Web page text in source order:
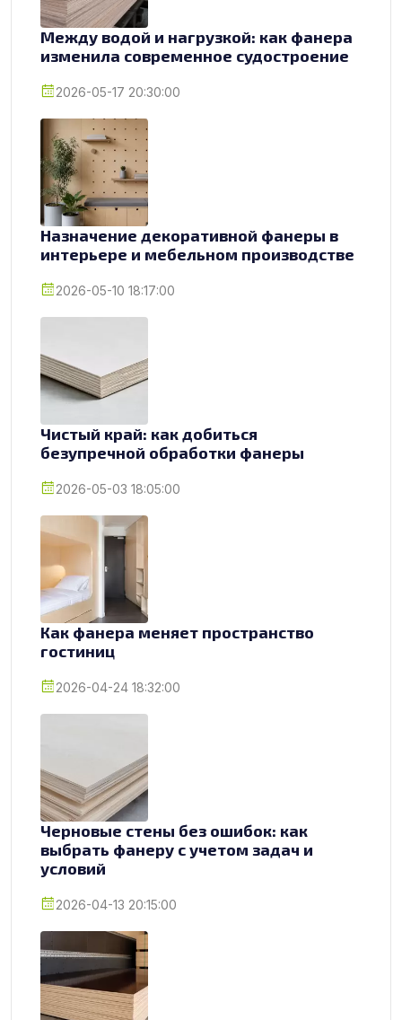
Между водой и нагрузкой: как фанера
изменила современное судостроение
2026-05-17 20:30:00
Назначение декоративной фанеры в
интерьере и мебельном производстве
2026-05-10 18:17:00
Чистый край: как добиться
безупречной обработки фанеры
2026-05-03 18:05:00
Как фанера меняет пространство
гостиниц
2026-04-24 18:32:00
Черновые стены без ошибок: как
выбрать фанеру с учетом задач и
условий
2026-04-13 20:15:00